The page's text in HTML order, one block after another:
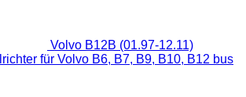
Volvo B12B (01.97-12.11)
für Volvo B6, B7, B9, B10, B12 bus